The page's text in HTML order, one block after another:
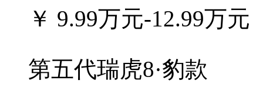
￥ 9.99万元-12.99万元
第五代瑞虎8·豹款